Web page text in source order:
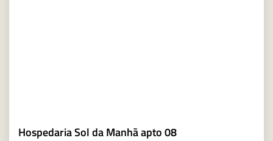
Hospedaria Sol da Manhã apto 08